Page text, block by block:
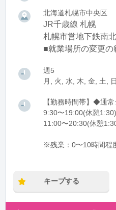
北海道札幌市中央区
JR千歳線 札幌
札幌市営地下鉄南
■就業場所の変更の
週5
月, 火, 水, 木, 金, 土,
【勤務時間帯】◆通
9:30〜19:00(休憩1:30)
11:00〜20:30(休憩
※残業：0〜10時間程
キープする